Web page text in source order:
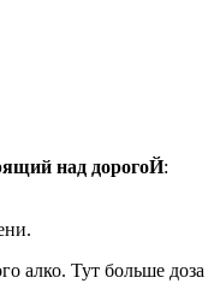
над дорогоЙ:
алко. Тут больше доза